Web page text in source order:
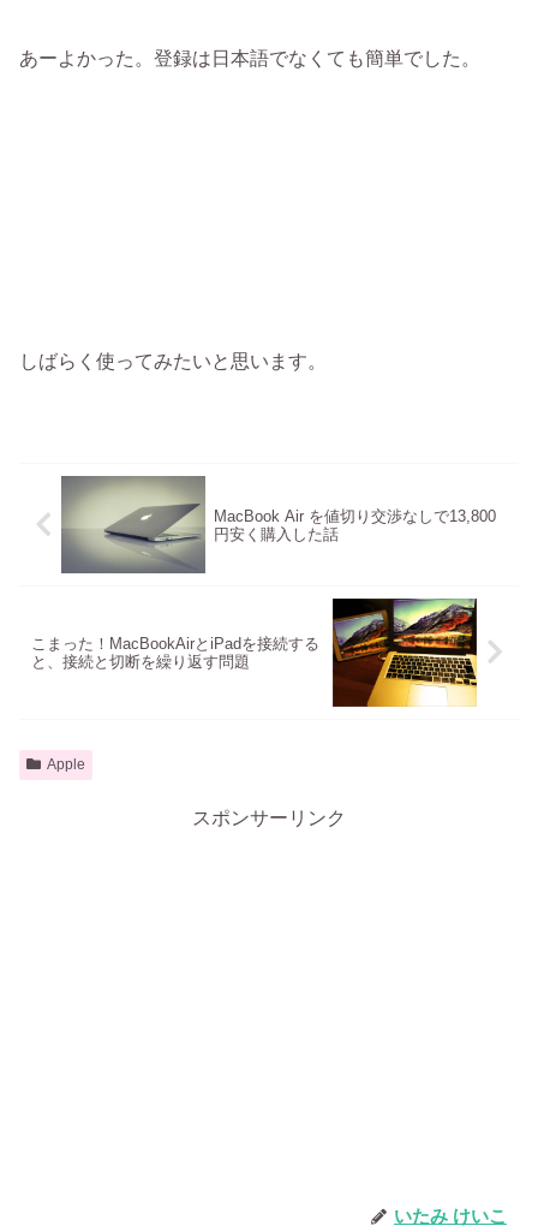
あーよかった。登録は日本語でなくても簡単でした。
しばらく使ってみたいと思います。
MacBook Air を値切り交渉なしで13,800
円安く購入した話
こまった！MacBookAirとiPadを接続する
と、接続と切断を繰り返す問題
Apple
スポンサーリンク
いたみ けいこ